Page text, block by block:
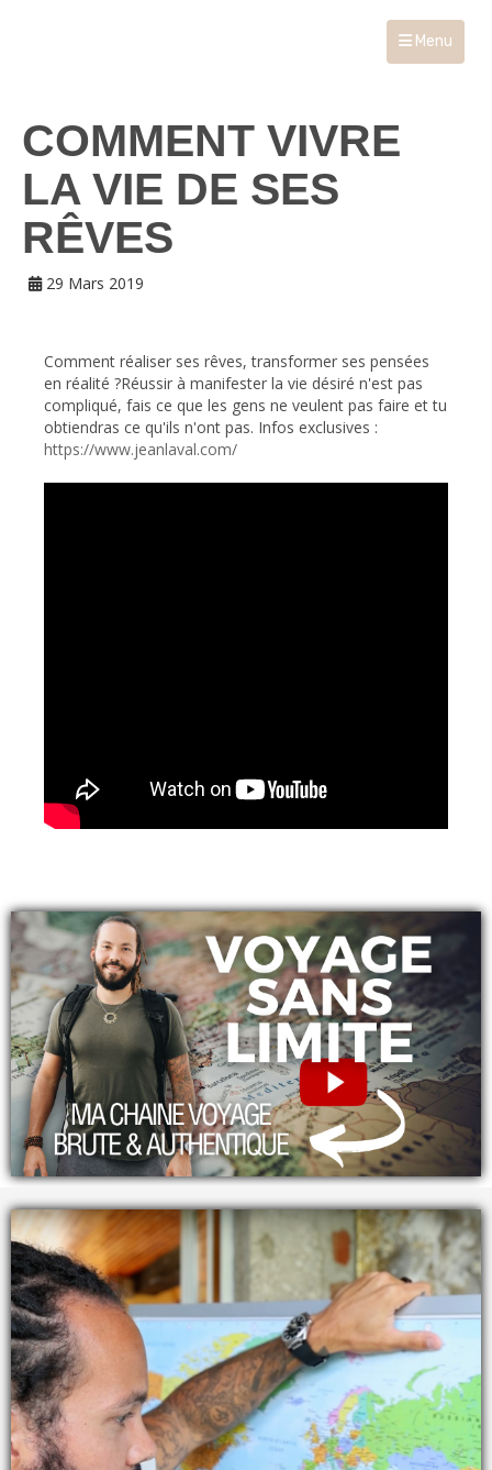
Menu
COMMENT VIVRE
LA VIE DE SES
RÊVES
29 Mars 2019
Comment réaliser ses rêves, transformer ses pensées
en réalité ?Réussir à manifester la vie désiré n'est pas
compliqué, fais ce que les gens ne veulent pas faire et tu
obtiendras ce qu'ils n'ont pas. Infos exclusives :
https://www.jeanlaval.com/